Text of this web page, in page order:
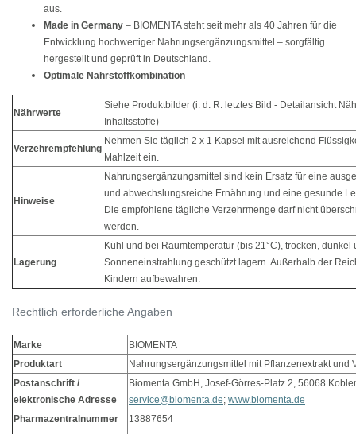
aus.
Made in Germany – BIOMENTA steht seit mehr als 40 Jahren für die
Entwicklung hochwertiger Nahrungsergänzungsmittel – sorgfältig
hergestellt und geprüft in Deutschland.
Optimale Nährstoffkombination
Rechtlich erforderliche Angaben
Nährwerte
Siehe Produktbilder (i. d. R. letztes Bild - Detailansicht
Inhaltsstoffe)
Verzehrempfehlung
Nehmen Sie täglich 2 x 1 Kapsel mit ausreichend
Mahlzeit ein.
Hinweise
Nahrungsergänzungsmittel sind kein Ersatz für eine
und abwechslungsreiche Ernährung und eine gesunde
Die empfohlene tägliche Verzehrmenge darf nicht
werden.
Lagerung
Kühl und bei Raumtemperatur (bis 21°C), trocken, dunkel
Sonneneinstrahlung geschützt lagern. Außerhalb der
Kindern aufbewahren.
Marke
BIOMENTA
Produktart
Nahrungsergänzungsmittel mit Pflanzenextrakt und
Postanschrift /
elektronische Adresse
Biomenta GmbH, Josef-Görres-Platz 2, 56068
service@biomenta.de; www.biomenta.de
Pharmazentralnummer
13887654